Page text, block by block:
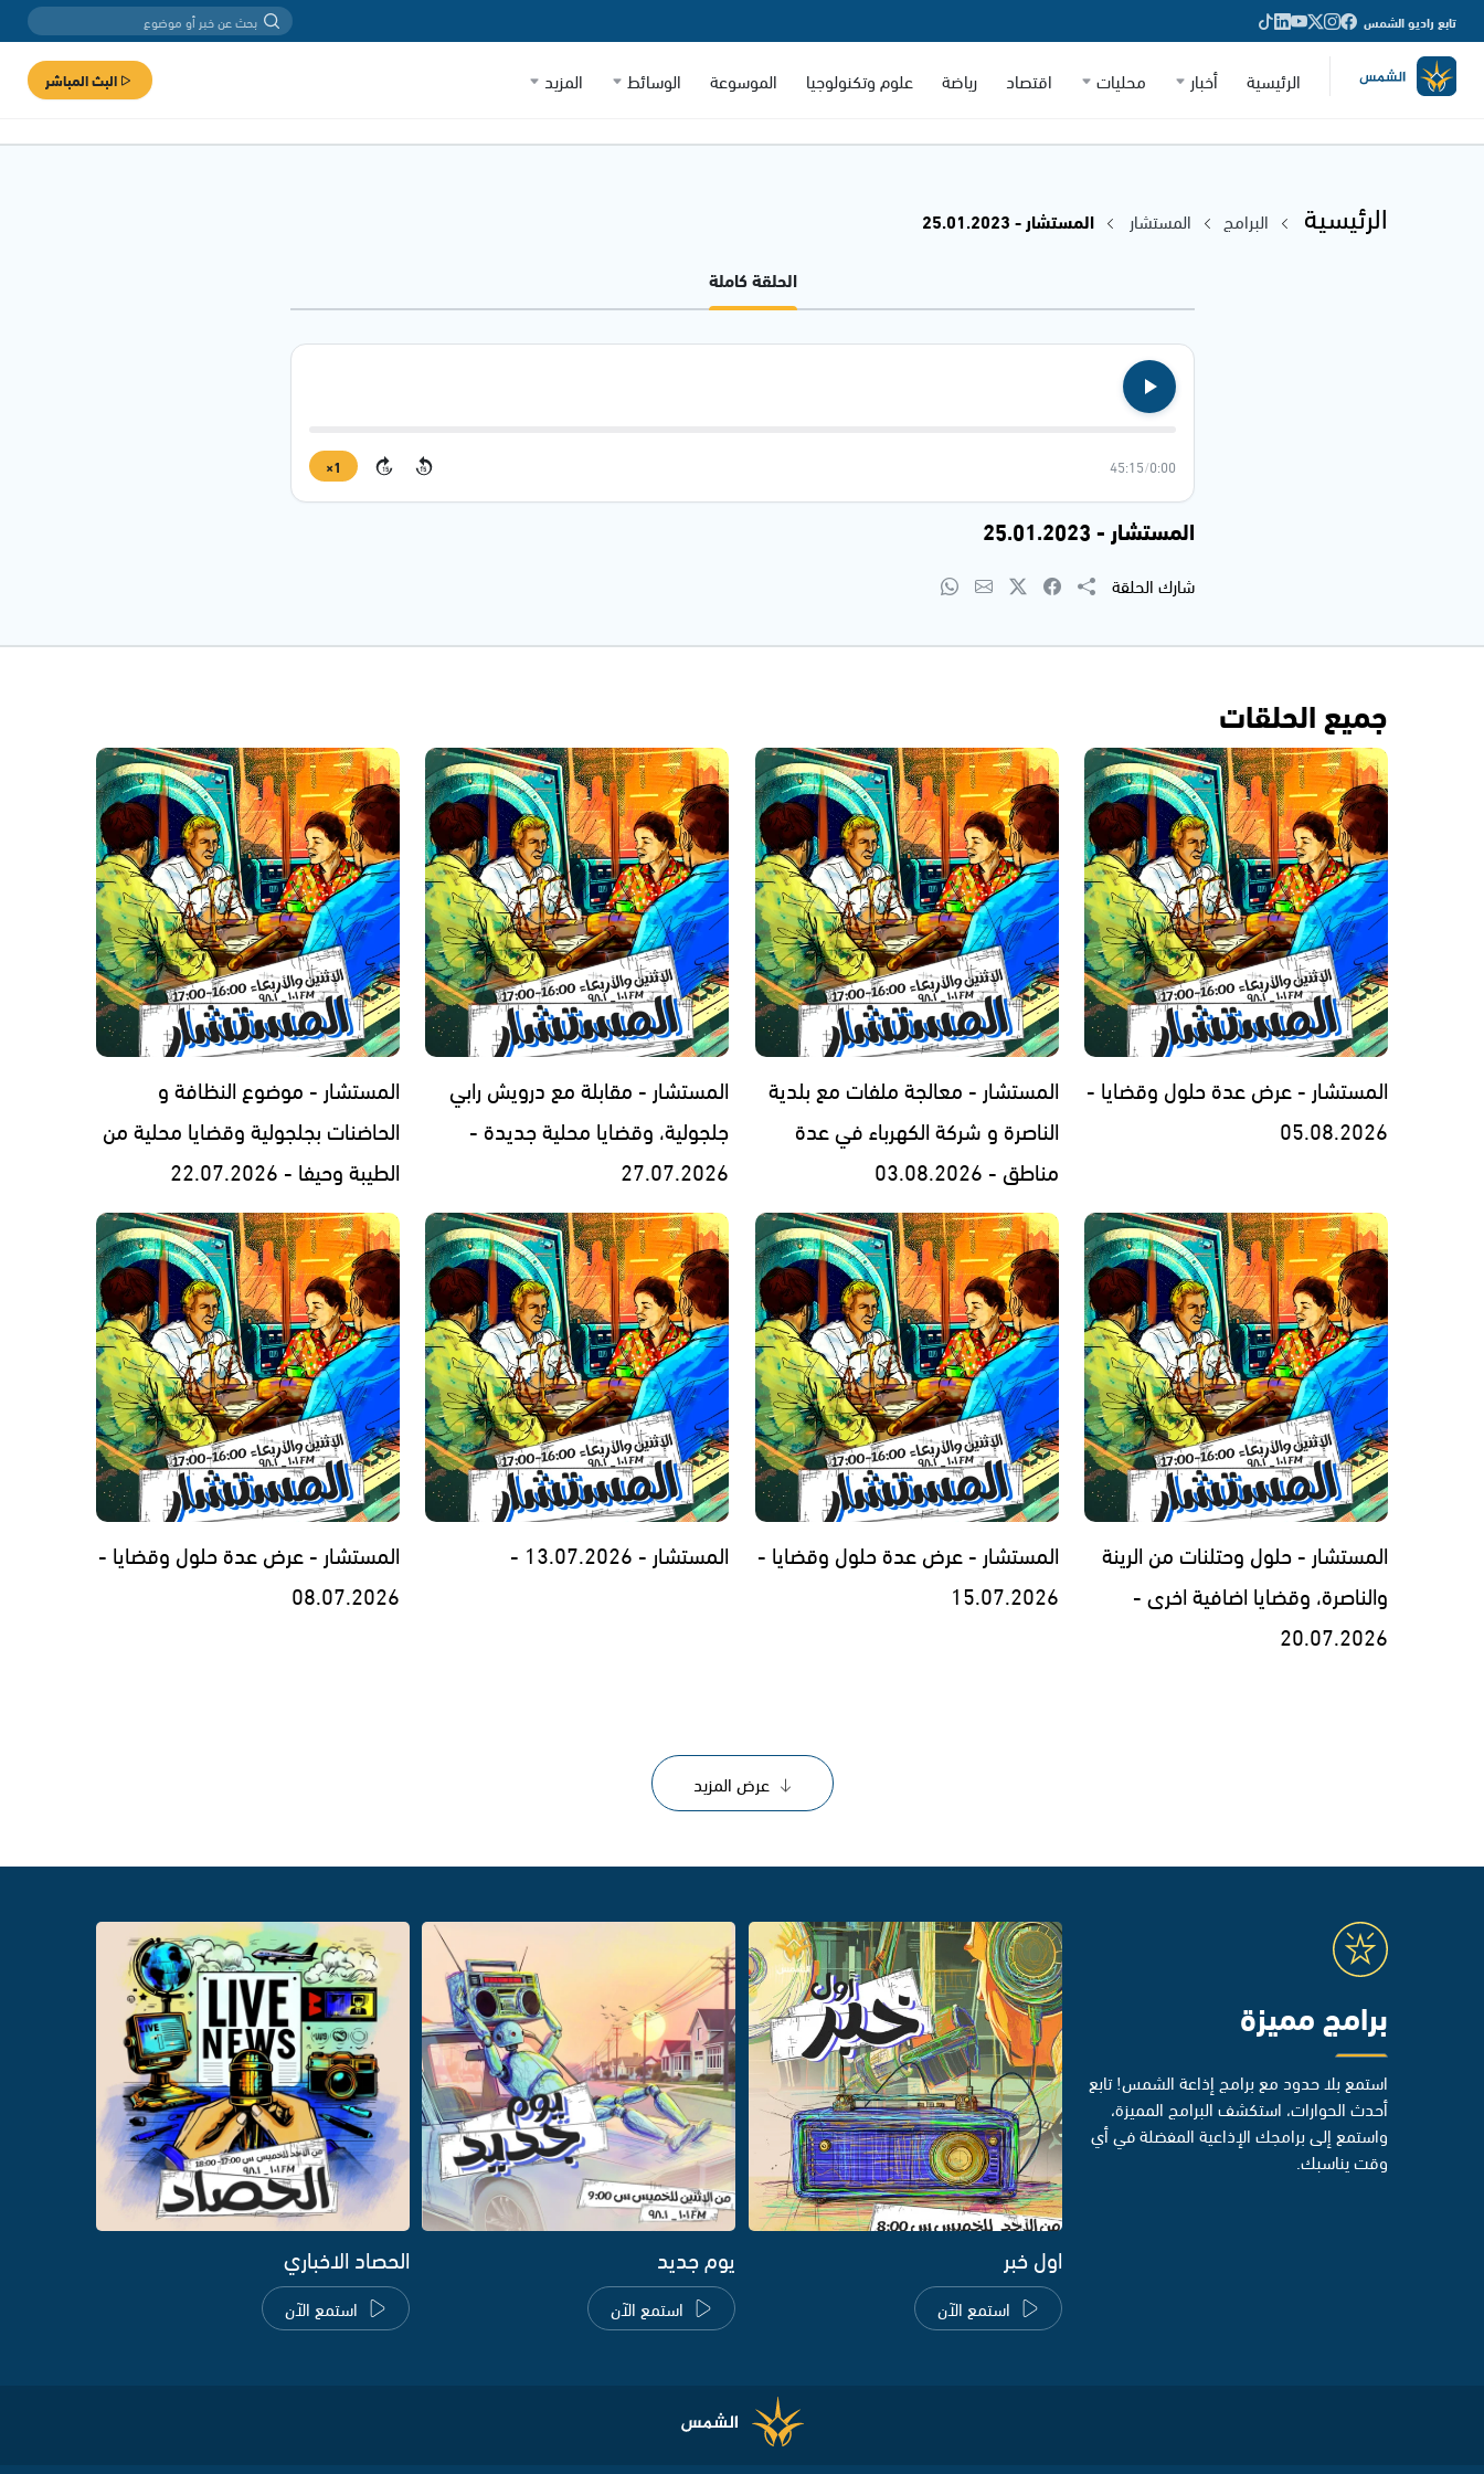
تابع راديو الشمس
الرئيسية أخبار محليات اقتصاد رياضة علوم وتكنولوجيا الموسوعة الوسائط المزيد البث المباشر
الرئيسية البرامج المستشار
المستشار - 25.01.2023
الحلقة كاملة
0:00
/
45:15
15
15
1×
المستشار - 25.01.2023
شارك الحلقة
جميع الحلقات
المستشار - عرض عدة حلول وقضايا -
05.08.2026
المستشار - معالجة ملفات مع بلدية
الناصرة و شركة الكهرباء في عدة
مناطق - 03.08.2026
المستشار - مقابلة مع درويش رابي
جلجولية، وقضايا محلية جديدة -
27.07.2026
المستشار - موضوع النظافة و
الحاضنات بجلجولية وقضايا محلية من
الطيبة وحيفا - 22.07.2026
المستشار - حلول وحتلنات من الرينة
والناصرة، وقضايا اضافية اخرى -
20.07.2026
المستشار - عرض عدة حلول وقضايا -
15.07.2026
المستشار - 13.07.2026 -
المستشار - عرض عدة حلول وقضايا -
08.07.2026
عرض المزيد
برامج مميزة
استمع بلا حدود مع برامج إذاعة الشمس! تابع
أحدث الحوارات، استكشف البرامج المميزة،
واستمع إلى برامجك الإذاعية المفضلة في أي
وقت يناسبك.
اول خبر
استمع الآن
يوم جديد
استمع الآن
الحصاد الاخباري
استمع الآن